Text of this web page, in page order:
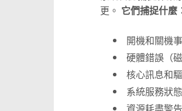
更。 它們捕捉什麼
開機和關機
硬體錯誤（
核心訊息和
系統服務狀